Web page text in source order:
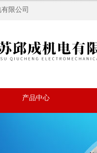
限公司
产品中心